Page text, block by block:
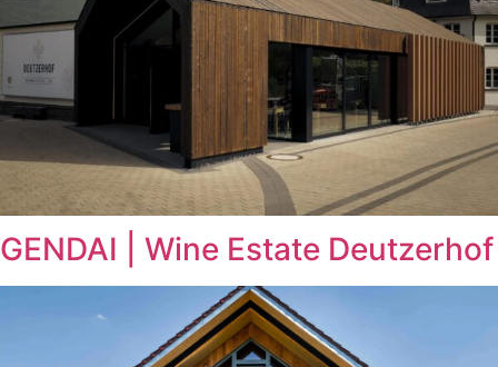
GENDAI | Wine Estate Deutzerhof